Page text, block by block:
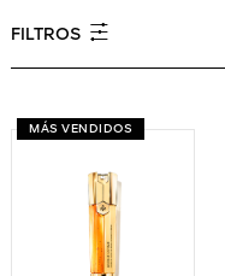
FILTROS
MÁS VENDIDOS